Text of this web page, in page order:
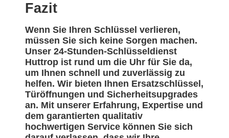
Fazit
Wenn Sie Ihren Schlüssel verlieren,
müssen Sie sich keine Sorgen machen.
Unser 24-Stunden-Schlüsseldienst
Huttrop ist rund um die Uhr für Sie da,
um Ihnen schnell und zuverlässig zu
helfen. Wir bieten Ihnen Ersatzschlüssel,
Türöffnungen und Sicherheitsupgrades
an. Mit unserer Erfahrung, Expertise und
dem garantierten qualitativ
hochwertigen Service können Sie sich